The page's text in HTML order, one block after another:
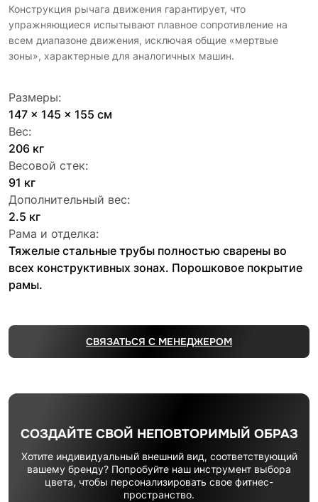
Конструкция рычага движения гарантирует, что
упражняющиеся испытывают плавное сопротивление на
всем диапазоне движения, исключая общие «мертвые
зоны», характерные для аналогичных машин.
Размеры:
147 x 145 x 155 см
Вес:
206 кг
Весовой стек:
91 кг
Дополнительный вес:
2.5 кг
Рама и отделка:
Тяжелые стальные трубы полностью сварены во
всех конструктивных зонах. Порошковое покрытие
рамы.
СВЯЗАТЬСЯ С МЕНЕДЖЕРОМ
СОЗДАЙТЕ СВОЙ НЕПОВТОРИМЫЙ ОБРАЗ
Хотите индивидуальный внешний вид, соответствующий
вашему бренду? Попробуйте наш инструмент выбора
цвета, чтобы персонализировать свое фитнес-
пространство.